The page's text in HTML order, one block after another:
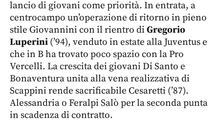
lancio di giovani come priorità. In entrata, a
centrocampo un’operazione di ritorno in pieno
stile Giovannini con il rientro di Gregorio
Luperini (’94), venduto in estate alla Juventus e
che in B ha trovato poco spazio con la Pro
Vercelli. La crescita dei giovani Di Santo e
Bonaventura unita alla vena realizzativa di
Scappini rende sacrificabile Cesaretti (’87).
Alessandria o Feralpi Salò per la seconda punta
in scadenza di contratto.